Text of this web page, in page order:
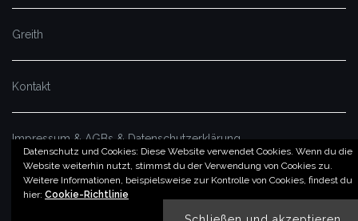
Datenschutz und Cookies: Diese Website verwendet Cookies. Wenn du die
Website weiterhin nutzt, stimmst du der Verwendung von Cookies zu.
Weitere Informationen, beispielsweise zur Kontrolle von Cookies, findest du
hier: Cookie-Richtlinie
Greith
Kontakt
Impressum & AGBs & Datenschutzerklärung
© by imSalzatal.at